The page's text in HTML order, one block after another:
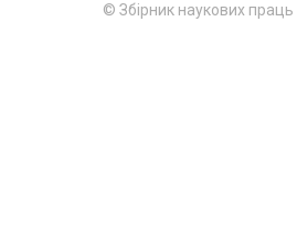
© Збірник наукових